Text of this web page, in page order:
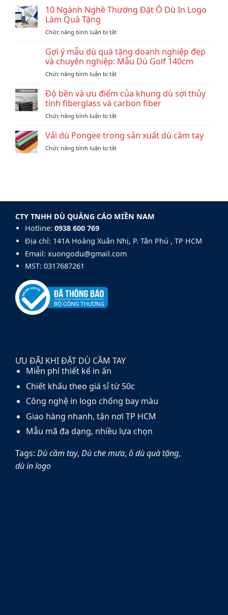
sao
showroom
tô
cũng
có
in
thương
hiệu?
10 Ngành Nghề Thường Đặt Ô Dù In Logo
Làm Quà Tặng
Chức năng bình luận bị tắtở
Ngành
Nghề
Thường
Đặt
Dù
In
Làm
Tặng
Gợi ý mẫu dù quà tặng doanh nghiệp đẹp
và chuyên nghiệp: Mẫu Dù Golf 140cm
Chức năng bình luận bị tắtở
ý
mẫu
dù
quà
doanh
nghiệp
đẹp
Golf
140cm
Độ bền và ưu điểm của khung dù sợi thủy
tinh fiberglass và carbon fiber
Chức năng bình luận bị tắtở
bền
và
ưu
thủy
tinh
fiberglass
carbon
fiber
Vải dù Pongee trong sản xuất dù cầm tay
Chức năng bình luận bị tắtở
xuất
cầm
CTY TNHH DÙ QUẢNG CÁO MIỀN NAM
Hotline: 0938 600 769‬
Địa chỉ: 141A Hoàng Xuân Nhị, P. Tân Phú , TP HCM
Email: xuongodu@gmail.com
MST: 0317687261
ƯU ĐÃI KHI ĐẶT DÙ CẦM TAY
Miễn phí thiết kế in ấn
Chiết khấu theo giá sỉ từ 50c
Công nghệ in logo chống bay màu
Giao hàng nhanh, tận nơi TP HCM
Mẫu mã đa dạng, nhiều lựa chọn
Tags: Dù cầm tay, Dù che mưa, ô dù quà tặng,
dù in logo